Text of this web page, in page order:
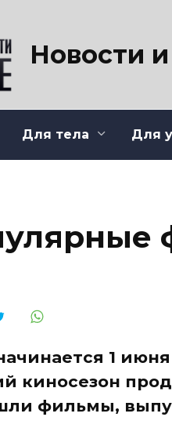
Новости
Для тела Для
1 июня
киносезон
фильмы,